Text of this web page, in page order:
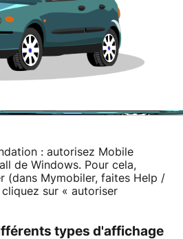
: autorisez Mobile
de Windows. Pour cela,
(dans Mymobiler, faites Help /
sur « autoriser
types d'affichage